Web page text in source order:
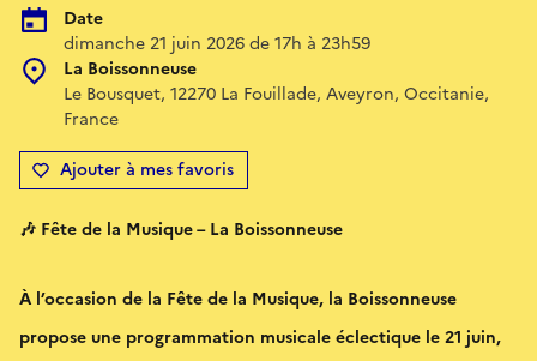
Date
dimanche 21 juin 2026 de 17h à 23h59
La Boissonneuse
Le Bousquet, 12270 La Fouillade, Aveyron, Occitanie,
France
Ajouter à mes favoris
🎶 Fête de la Musique – La Boissonneuse
À l’occasion de la Fête de la Musique, la Boissonneuse
propose une programmation musicale éclectique le 21 juin,